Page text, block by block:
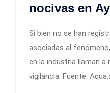
nocivas en
Si bien no se han
asociadas al
en la industria llaman a
vigilancia. Fuente: